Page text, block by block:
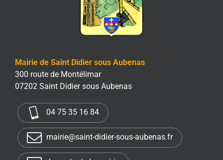
Mairie de Saint Didier sous Aubenas
300 route de Montélimar
07202 Saint Didier sous Aubenas
04 75 35 16 84
mairie@saint-didier-sous-aubenas.fr